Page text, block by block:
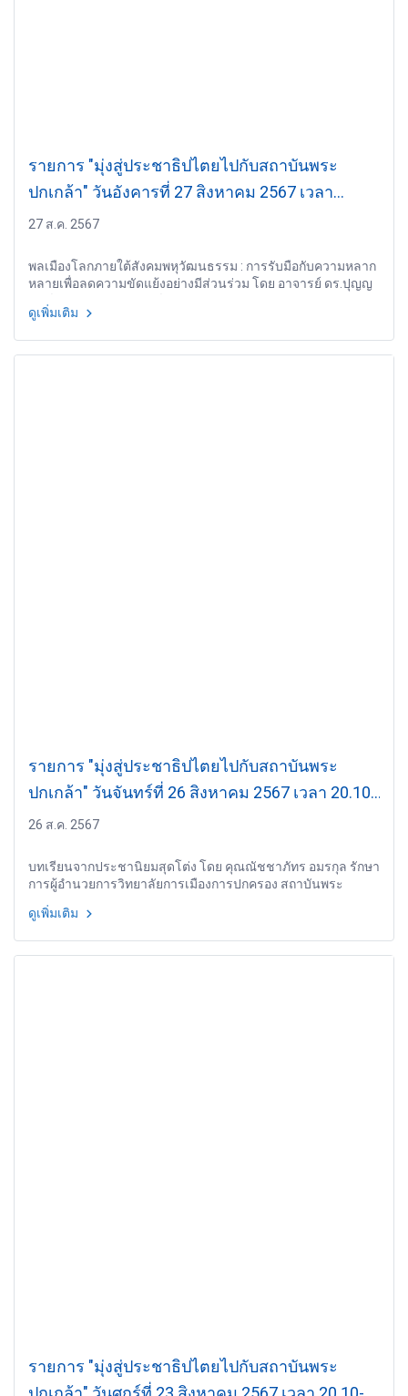
รายการ "มุ่งสู่ประชาธิปไตยไปกับสถาบันพระ
ปกเกล้า" วันอังคารที่ 27 สิงหาคม 2567 เวลา
20.10-21.00 น.
27 ส.ค. 2567
พลเมืองโลกภายใต้สังคมพหุวัฒนธรรม : การรับมือกับความหลาก
หลายเพื่อลดความขัดแย้งอย่างมีส่วนร่วม โดย อาจารย์ ดร.ปุญญ
บัณฑิต สาขาวิชารัฐศาสตร์ คณะมนุษยศาสตร์และสังคมศาสตร์
ดูเพิ่มเติม
รายการ "มุ่งสู่ประชาธิปไตยไปกับสถาบันพระ
ปกเกล้า" วันจันทร์ที่ 26 สิงหาคม 2567 เวลา 20.10-
21.00 น.
26 ส.ค. 2567
บทเรียนจากประชานิยมสุดโต่ง โดย คุณณัชชาภัทร อมรกุล รักษา
การผู้อำนวยการวิทยาลัยการเมืองการปกครอง สถาบันพระ
ดูเพิ่มเติม
รายการ "มุ่งสู่ประชาธิปไตยไปกับสถาบันพระ